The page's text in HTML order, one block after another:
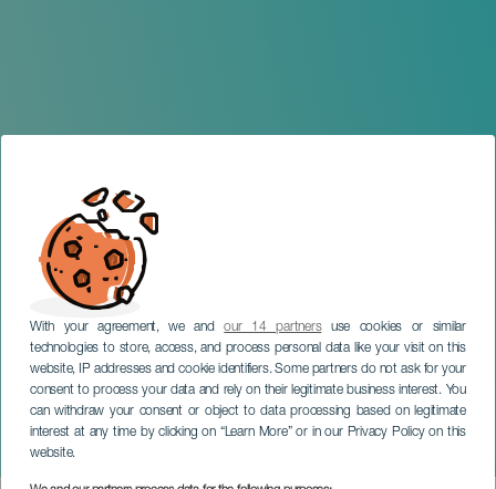
With your agreement, we andour 14 partnersuse cookies or similar
technologies to store, access, and process personal data like your visit on this
website, IP addresses and cookie identifiers. Some partners do not ask for your
consent to process your data and rely on their legitimate business interest. You
can withdraw your consent or object to data processing based on legitimate
interest at any time by clicking on “Learn More” or in our Privacy Policy on this
website.
Hanna Schulte: Festival
Internazionale di Bach
GRAN CANARIA